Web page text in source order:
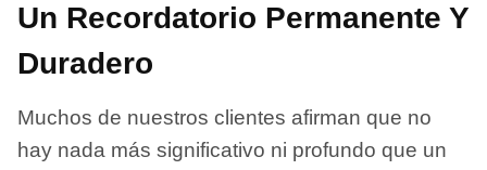
Un Recordatorio Permanente Y
Duradero
Muchos de nuestros clientes afirman que no
hay nada más significativo ni profundo que un